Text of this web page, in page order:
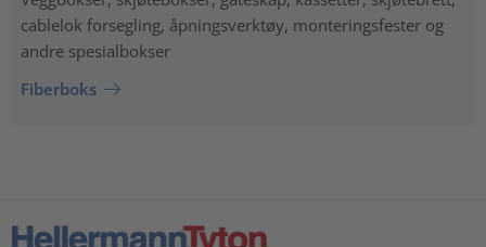
cablelok forsegling, åpningsverktøy, monteringsfester og
andre spesialbokser
Fiberboks